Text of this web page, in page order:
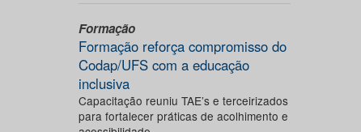
Formação
Formação reforça compromisso do
Codap/UFS com a educação
inclusiva
Capacitação reuniu TAE’s e terceirizados
para fortalecer práticas de acolhimento e